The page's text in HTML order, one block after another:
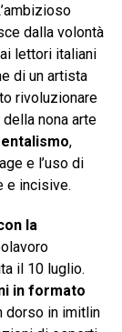
dalla volontà
lettori italiani
di un artista
rivoluzionare
nona arte
,
e l’uso di
e incisive.
la
il 10 luglio.
in formato
dorso in imitlin